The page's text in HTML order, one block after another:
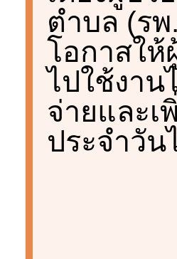
ตำบล (ร
โอกาสใ
ไปใช้งา
จ่ายและ
ประจำวัน